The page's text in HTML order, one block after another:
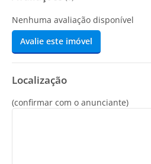
Nenhuma avaliação disponível
Avalie este imóvel
Localização
(confirmar com o anunciante)